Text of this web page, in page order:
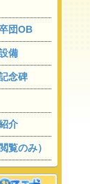
団OB
備
念碑
介
覧のみ）